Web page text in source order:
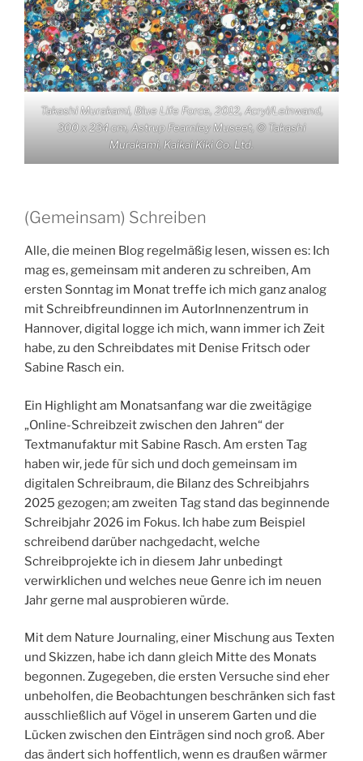
Takashi Murakami, Blue Life Force, 2012, Acryl/Leinwand,
300 x 234 cm, Astrup Fearnley Museet, © Takashi
Murakami, Kaikai Kiki Co. Ltd.
(Gemeinsam) Schreiben
Alle, die meinen Blog regelmäßig lesen, wissen es: Ich
mag es, gemeinsam mit anderen zu schreiben, Am
ersten Sonntag im Monat treffe ich mich ganz analog
mit Schreibfreundinnen im AutorInnenzentrum in
Hannover, digital logge ich mich, wann immer ich Zeit
habe, zu den Schreibdates mit Denise Fritsch oder
Sabine Rasch ein.
Ein Highlight am Monatsanfang war die zweitägige
„Online-Schreibzeit zwischen den Jahren“ der
Textmanufaktur mit Sabine Rasch. Am ersten Tag
haben wir, jede für sich und doch gemeinsam im
digitalen Schreibraum, die Bilanz des Schreibjahrs
2025 gezogen; am zweiten Tag stand das beginnende
Schreibjahr 2026 im Fokus. Ich habe zum Beispiel
schreibend darüber nachgedacht, welche
Schreibprojekte ich in diesem Jahr unbedingt
verwirklichen und welches neue Genre ich im neuen
Jahr gerne mal ausprobieren würde.
Mit dem Nature Journaling, einer Mischung aus Texten
und Skizzen, habe ich dann gleich Mitte des Monats
begonnen. Zugegeben, die ersten Versuche sind eher
unbeholfen, die Beobachtungen beschränken sich fast
ausschließlich auf Vögel in unserem Garten und die
Lücken zwischen den Einträgen sind noch groß. Aber
das ändert sich hoffentlich, wenn es draußen wärmer